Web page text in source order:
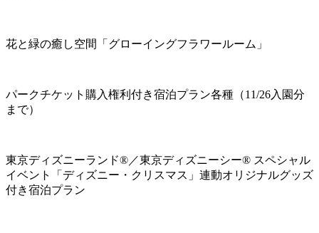
花と緑の癒し空間「グローイングフラワールーム」
パークチケット購入権利付き宿泊プラン各種（11/26入園分
まで）
東京ディズニーランド®／東京ディズニーシー® スペシャル
イベント「ディズニー・クリスマス」連動オリジナルグッズ
付き宿泊プラン